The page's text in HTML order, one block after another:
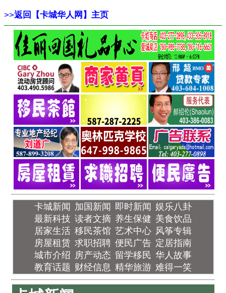
>>返回【卡城华人网】主页
卡城新闻 加国新闻 即时新闻 娱乐八卦
最新科技 读者文摘 养生保健 美食饮品
居家生活 移民茶馆 艺术中心 风筝专辑
房屋租赁 求职招聘 便民广告 定居指南
城市介绍 房产动态 留学移民 华人故事
教育话题 财经信息 精华旅游 难得一笑